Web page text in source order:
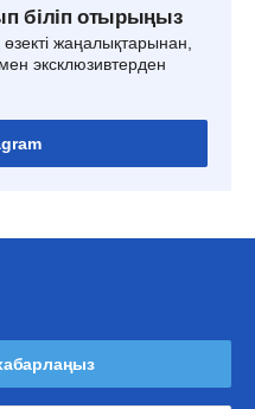
біліп отырыңыз
жаңалықтарынан,
эксклюзивтерден